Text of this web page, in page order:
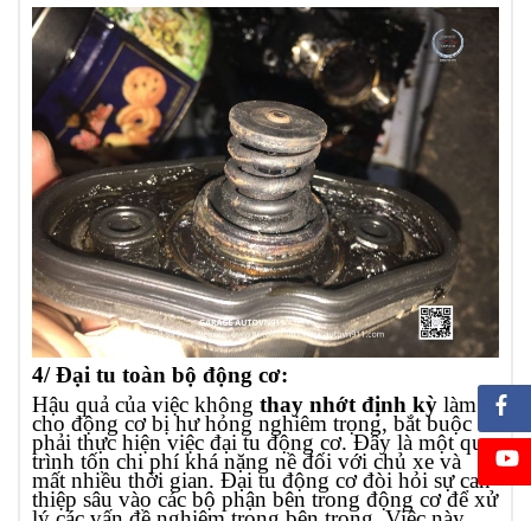
4/ Đại tu toàn bộ động cơ:
Hậu quả của việc không thay nhớt định kỳ làm
cho động cơ bị hư hỏng nghiêm trọng, bắt buộc
phải thực hiện việc đại tu động cơ. Đây là một quy
trình tốn chi phí khá nặng nề đối với chủ xe và
mất nhiều thời gian. Đại tu động cơ đòi hỏi sự can
thiệp sâu vào các bộ phận bên trong động cơ để xử